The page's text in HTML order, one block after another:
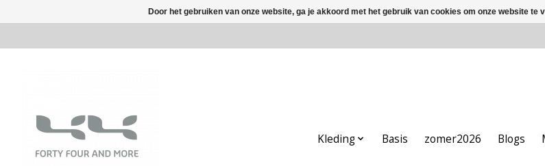
Kleding Basis zomer2026 Blogs
Door het gebruiken van onze website, ga je akkoord met het gebruik van cookies om onze website te